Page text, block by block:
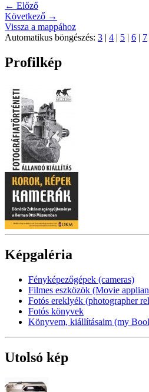
← Előző
Következő →
Vissza a mappához
Automatikus böngészés: 3 | 4 | 5 | 6 | 7
Profilkép
Képgaléria
Fényképezőgépek (cameras)
Filmes eszközök (Movie
Fotós ereklyék (photographer
Fotós könyvek
Könyvem, kiállításaim (my
Utolsó kép